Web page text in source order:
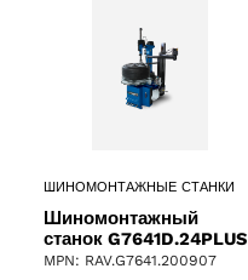
ШИНОМОНТАЖНЫЕ СТАНКИ
Шиномонтажный
станок G7641D.24PLUS
MPN: RAV.G7641.200907